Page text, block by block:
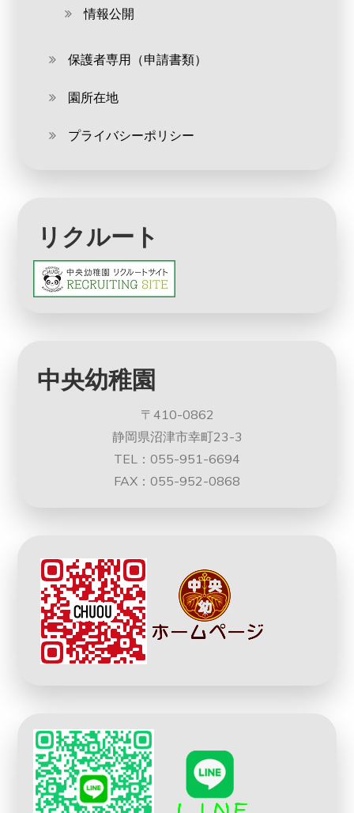
情報公開
保護者専用（申請書類）
園所在地
プライバシーポリシー
リクルート
中央幼稚園
〒410-0862
静岡県沼津市幸町23-3
TEL：055-951-6694
FAX：055-952-0868